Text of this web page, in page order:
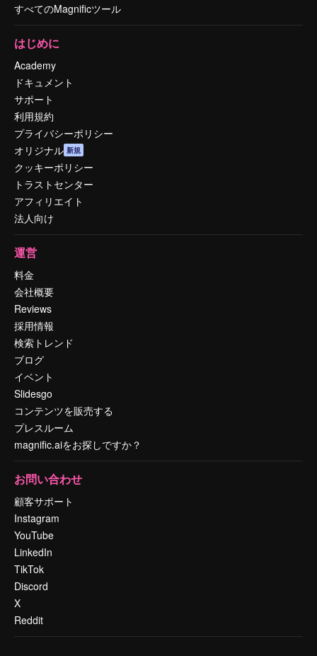
すべてのMagnificツール
はじめに
Academy
ドキュメント
サポート
利用規約
プライバシーポリシー
オリジナル 新規
クッキーポリシー
トラストセンター
アフィリエイト
法人向け
運営
料金
会社概要
Reviews
採用情報
検索トレンド
ブログ
イベント
Slidesgo
コンテンツを販売する
プレスルーム
magnific.aiをお探しですか？
お問い合わせ
顧客サポート
Instagram
YouTube
LinkedIn
TikTok
Discord
X
Reddit